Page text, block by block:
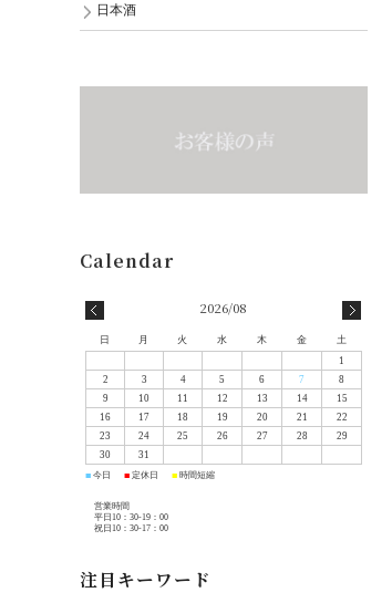
日本酒
2026/08
日 月 火 水 木 金
土
1
2
3 4 5 6 7
8
9
10 11 12 13 14
15
16
17 18 19 20 21
22
23
24 25 26 27 28
29
30
31
■ 今日 ■ 定休日 ■ 時間短縮
営業時間
平日10：30-19：00
祝日10：30-17：00
注目キーワード